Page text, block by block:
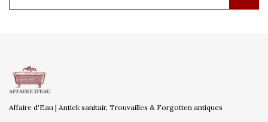
Affaire d'Eau | Antiek sanitair, Trouvailles & Forgotten antiques